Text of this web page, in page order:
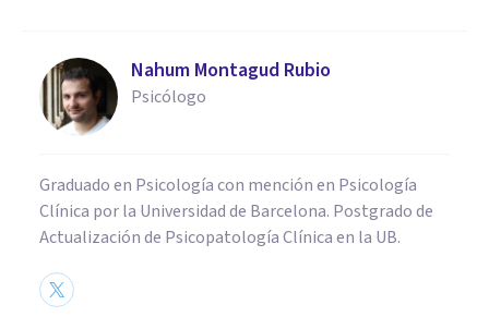
Nahum Montagud Rubio
Psicólogo
Graduado en Psicología con mención en Psicología
Clínica por la Universidad de Barcelona. Postgrado de
Actualización de Psicopatología Clínica en la UB.